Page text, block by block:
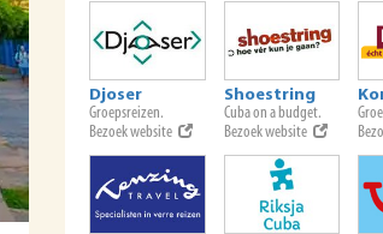
Djoser
Groepsreizen.
Bezoek website
Shoestring
Cuba on a budget.
Bezoek website